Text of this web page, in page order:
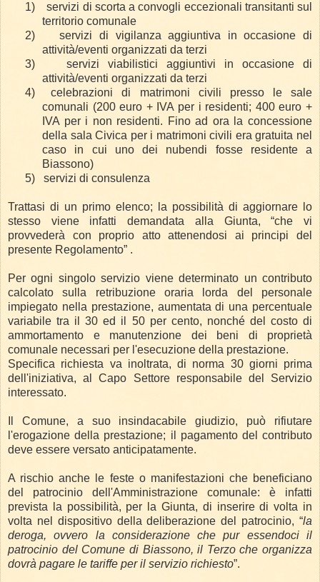
1)
servizi di scorta a convogli eccezionali transitanti sul
territorio comunale
2)
servizi di vigilanza aggiuntiva in occasione di
attività/eventi organizzati da terzi
3)
servizi viabilistici aggiuntivi in occasione di
attività/eventi organizzati da terzi
4)
celebrazioni di matrimoni civili presso le sale
comunali (200 euro + IVA per i residenti; 400 euro +
IVA per i non residenti. Fino ad ora la concessione
della sala Civica per i matrimoni civili era gratuita nel
caso in cui uno dei nubendi fosse residente a
Biassono)
5)
servizi di consulenza
Trattasi di un primo elenco; la possibilità di aggiornare lo
stesso viene infatti demandata alla Giunta, “che vi
provvederà con proprio atto attenendosi ai principi del
presente Regolamento” .
Per ogni singolo servizio viene determinato un contributo
calcolato sulla retribuzione oraria lorda del personale
impiegato nella prestazione, aumentata di una percentuale
variabile tra il 30 ed il 50 per cento, nonché del costo di
ammortamento e manutenzione dei beni di proprietà
comunale necessari per l'esecuzione della prestazione.
Specifica richiesta va inoltrata, di norma 30 giorni prima
dell'iniziativa, al Capo Settore responsabile del Servizio
interessato.
Il Comune, a suo insindacabile giudizio, può rifiutare
l'erogazione della prestazione; il pagamento del contributo
deve essere versato anticipatamente.
A rischio anche le feste o manifestazioni che beneficiano
del patrocinio dell'Amministrazione comunale: è infatti
prevista la possibilità, per la Giunta, di inserire di volta in
volta nel dispositivo della deliberazione del patrocinio, “la
deroga, ovvero la considerazione che pur essendoci il
patrocinio del Comune di Biassono, il Terzo che organizza
dovrà pagare le tariffe per il servizio richiesto”.